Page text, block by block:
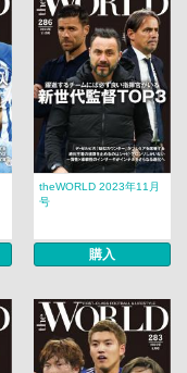
theWORLD 2023年11月
号
購入